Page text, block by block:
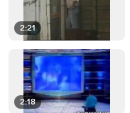
2:21
2:18